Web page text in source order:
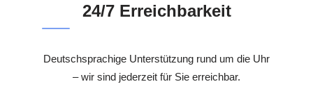
24/7 Erreichbarkeit
Deutschsprachige Unterstützung rund um die Uhr
– wir sind jederzeit für Sie erreichbar.